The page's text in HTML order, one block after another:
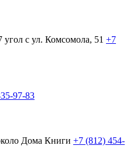
с ул. Комсомола, 51 +7
97-83
Дома Книги +7 (812) 454-